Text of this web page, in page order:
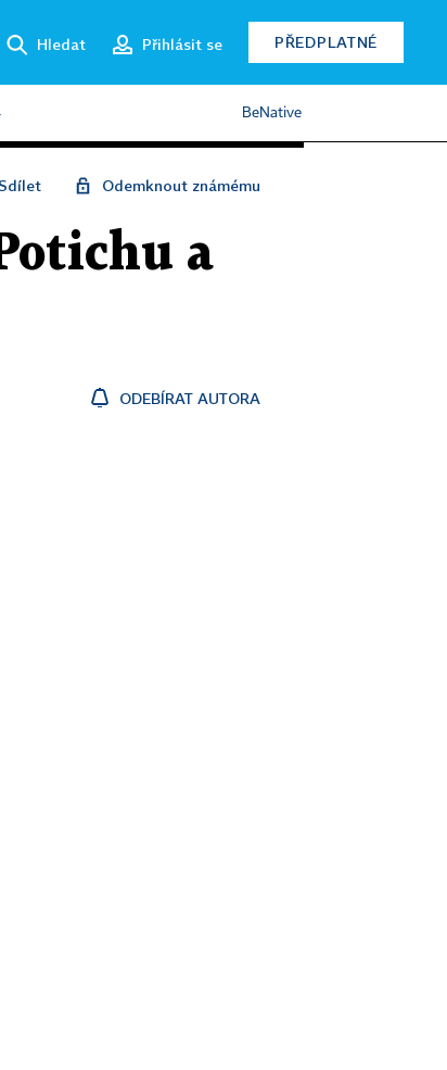
Hledat Přihlásit se PŘEDPLATNÉ
BeNative
Sdílet Odemknout známému
a
ODEBÍRAT AUTORA